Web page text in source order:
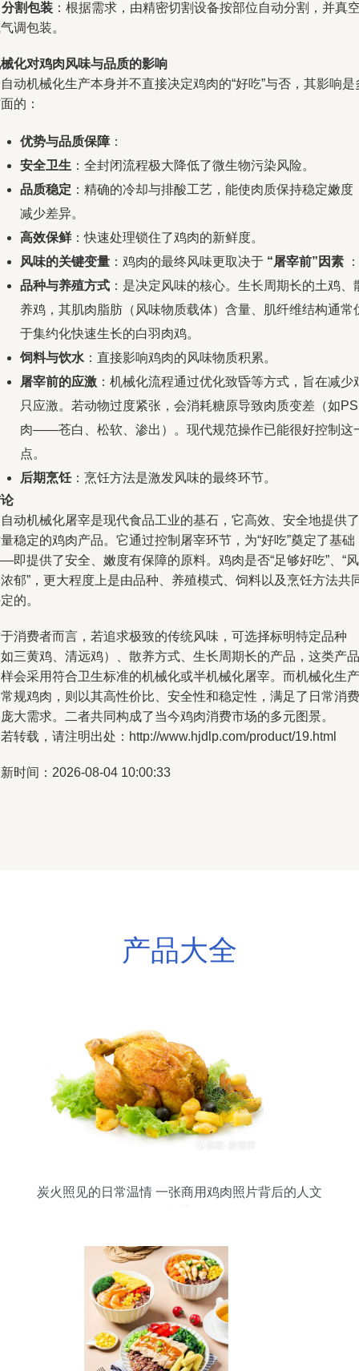
分割包装 ：根据需求，由精密切割设备按部位自动分割，并真
调包装。
化对鸡肉风味与品质的影响
动机械化生产本身并不直接决定鸡肉的“好吃”与否，其影响是
的：
优势与品质保障 ：
安全卫生 ：全封闭流程极大降低了微生物污染风险。
品质稳定 ：精确的冷却与排酸工艺，能使肉质保持稳定嫩度
减少差异。
高效保鲜：快速处理锁住了鸡肉的新鲜度。
风味的关键变量 ：鸡肉的最终风味更取决于 “屠宰前”因素 ：
品种与养殖方式 ：是决定风味的核心。生长周期长的土鸡、
养鸡，其肌肉脂肪（风味物质载体）含量、肌纤维结构通常
于集约化快速生长的白羽肉鸡。
饲料与饮水 ：直接影响鸡肉的风味物质积累。
屠宰前的应激 ：机械化流程通过优化致昏等方式，旨在减少
只应激。若动物过度紧张，会消耗糖原导致肉质变差（如
肉——苍白、松软、渗出）。现代规范操作已能很好控制这
点。
后期烹饪：烹饪方法是激发风味的最终环节。
动机械化屠宰是现代食品工业的基石，它高效、安全地提供了
稳定的鸡肉产品。它通过控制屠宰环节，为“好吃”奠定了基础
即提供了安全、嫩度有保障的原料。鸡肉是否“足够好吃”、“风
郁”，更大程度上是由品种、养殖模式、饲料以及烹饪方法共
的。
消费者而言，若追求极致的传统风味，可选择标明特定品种
三黄鸡、清远鸡）、散养方式、生长周期长的产品，这类产品
会采用符合卫生标准的机械化或半机械化屠宰。而机械化生产
规鸡肉，则以其高性价比、安全性和稳定性，满足了日常消费
大需求。二者共同构成了当今鸡肉消费市场的多元图景。
转载，请注明出处：http://www.hjdlp.com/product/19.html
时间：2026-08-04 10:00:33
产品大全
炭火照见的日常温情 一张商用鸡肉照片背后的人文